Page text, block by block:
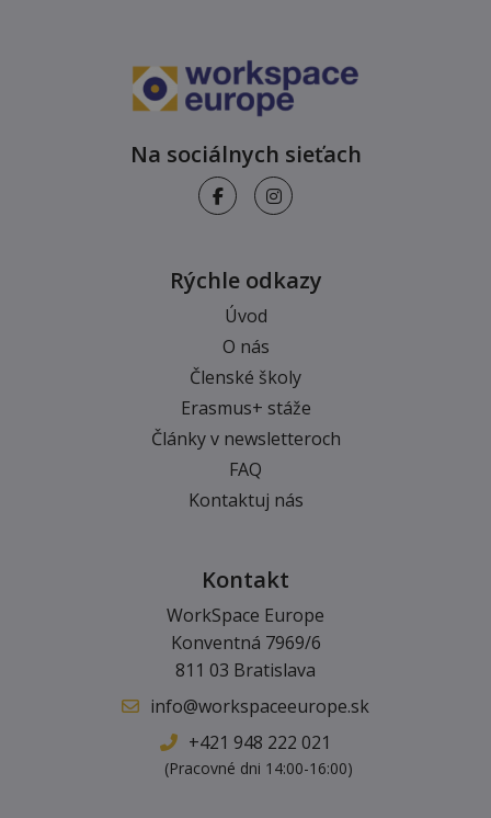
Na sociálnych sieťach
Rýchle odkazy
Úvod
O nás
Členské školy
Erasmus+ stáže
Články v newsletteroch
FAQ
Kontaktuj nás
Kontakt
WorkSpace Europe
Konventná 7969/6
811 03 Bratislava
info@workspaceeurope.sk
+421 948 222 021
(Pracovné dni 14:00-16:00)